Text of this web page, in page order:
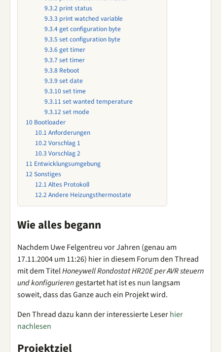
9.3.2 print status
9.3.3 print watched variable
9.3.4get configuration byte
9.3.5 set configuration byte
9.3.6get timer
9.3.7 set timer
9.3.8 Reboot
9.3.9 set date
9.3.10 set time
9.3.11 set wanted temperature
9.3.12 set mode
10 Bootloader
10.1 Anforderungen
10.2 Vorschlag 1
10.3 Vorschlag 2
11 Entwicklungsumgebung
12 Sonstiges
12.1 Altes Protokoll
12.2 Andere Heizungsthermostate
Wie alles begann
Nachdem Uwe Felgentreu vor Jahren (genau am
17.11.2004 um 11:26) hier in diesem Forum den Thread
mit dem TitelHoneywell Rondostat HR20E per AVR steuern
und konfigurierengestartet hat ist es nun langsam
soweit, dass das Ganze auch ein Projekt wird.
Den Thread dazu kann der interessierte Leserhier
nachlesen
Projektziel